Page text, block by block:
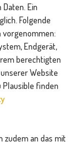
Ein
Folgende
Endgerät,
berechtigten
Website
Plausible finden
zudem an das mit